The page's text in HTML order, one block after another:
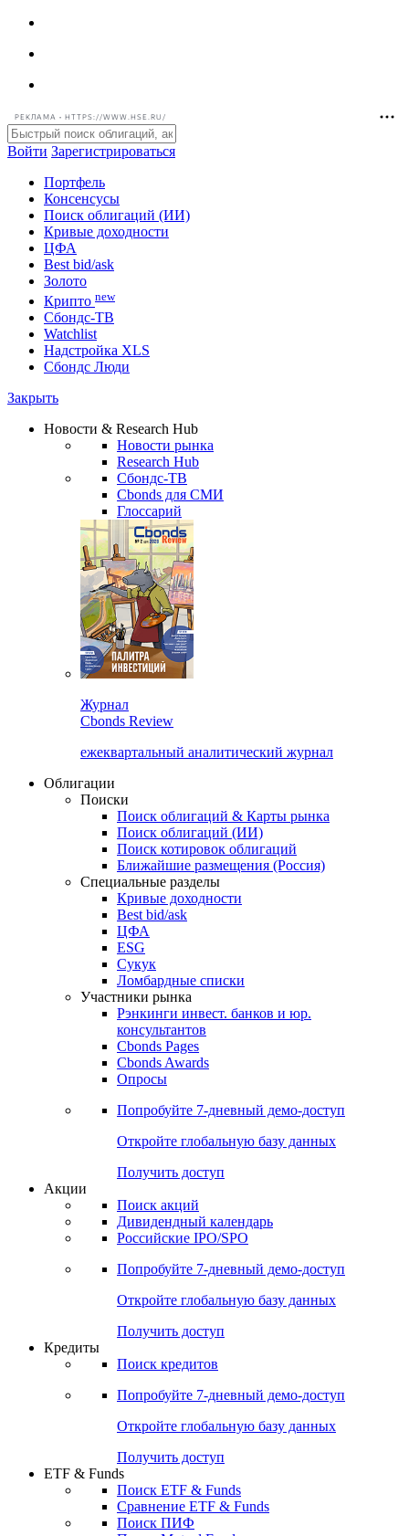
РЕКЛАМА • HTTPS://WWW.HSE.RU/
Войти Зарегистрироваться
Портфель
Консенсусы
Поиск облигаций (ИИ)
Кривые доходности
ЦФА
Best bid/ask
Золото
Крипто new
Watchlist
Сбондс Люди
Новости & Research Hub
Новости рынка
Research Hub
Сбондс-ТВ
Cbonds для СМИ
Глоссарий
Cbonds Review
ежеквартальный аналитический журнал
Облигации
Поиски
Поиск облигаций & Карты рынка
Поиск облигаций (ИИ)
Поиск котировок облигаций
Ближайшие размещения (Россия)
Специальные разделы
Кривые доходности
Best bid/ask
ЦФА
ESG
Сукук
Ломбардные списки
Участники рынка
Рэнкинги инвест. банков и юр.
Cbonds Pages
Опросы
Попробуйте7-дневный
Откройте глобальную базу данных
Получить доступ
Поиск акций
Российские IPO/SPO
Попробуйте7-дневный
Откройте глобальную базу данных
Получить доступ
Поиск кредитов
Попробуйте7-дневный
Откройте глобальную базу данных
Получить доступ